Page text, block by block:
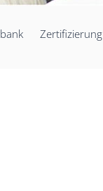
Zertifizierung